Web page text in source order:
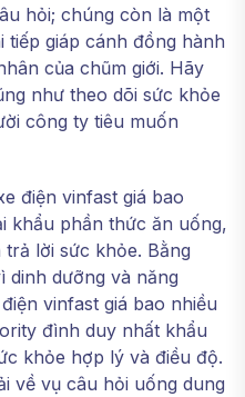
hỏi; chúng còn là một
tiếp giáp cánh đồng hành
của chũm giới. Hãy
như theo dõi sức khỏe
công ty tiêu muốn
điện vinfast giá bao
khẩu phần thức ăn uống,
lời sức khỏe. Bằng
dinh dưỡng và năng
vinfast giá bao nhiều
đình duy nhất khẩu
khỏe hợp lý và điều độ.
về vụ câu hỏi uống dung